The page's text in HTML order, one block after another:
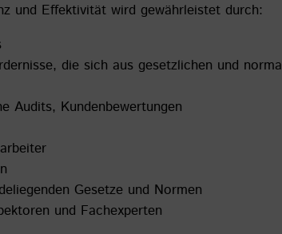
und Effektivität wird gewährleistet durch:
die sich aus gesetzlichen und
Audits, Kundenbewertungen
Gesetze und Normen
und Fachexperten